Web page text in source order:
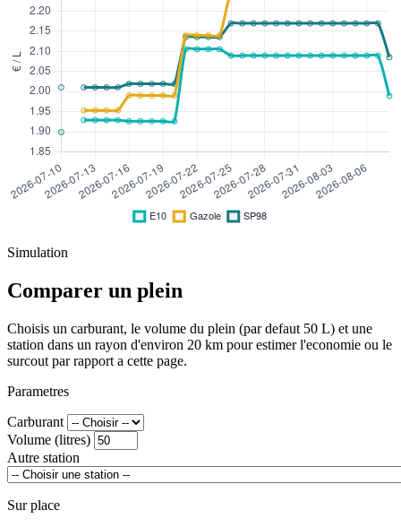
Simulation
Comparer un plein
Choisis un carburant, le volume du plein (par defaut 50 L) et une
station dans un rayon d'environ 20 km pour estimer l'economie ou le
surcout par rapport a cette page.
Parametres
Carburant
Volume (litres)
Autre station
Sur place